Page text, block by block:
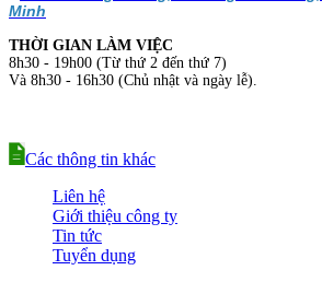
Minh
THỜI GIAN LÀM VIỆC
8h30 - 19h00 (Từ thứ 2 đến thứ 7)
Và 8h30 - 16h30 (Chủ nhật và ngày lễ).
Các thông tin khác
Liên hệ
Giới thiệu công ty
Tin tức
Tuyển dụng